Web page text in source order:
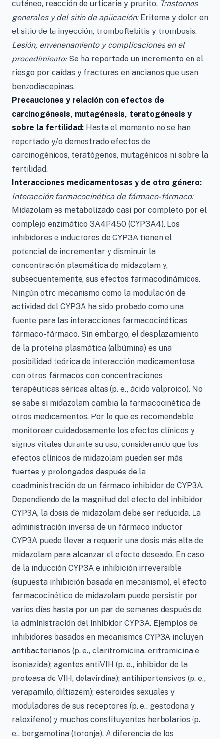
cutáneo, reacción de urticaria y prurito. Trastornos
generales y del sitio de aplicación:Eritema y dolor en
el sitio de la inyección, tromboflebitis y trombosis.
Lesión, envenenamiento y complicaciones en el
procedimiento:Se ha reportado un incremento en el
riesgo por caídas y fracturas en ancianos que usan
benzodiacepinas.
Precauciones y relación con efectos de
carcinogénesis, mutagénesis, teratogénesis y
sobre la fertilidad: Hasta el momento no se han
reportado y/o demostrado efectos de
carcinogénicos, teratógenos, mutagénicos ni sobre la
fertilidad.
Interacciones medicamentosas y de otro género:
Interacción farmacocinética de fármaco-fármaco:
Midazolam es metabolizado casi por completo por el
complejo enzimático 3A4P450 (CYP3A4). Los
inhibidores e inductores de CYP3A tienen el
potencial de incrementar y disminuir la
concentración plasmática de midazolam y,
subsecuentemente, sus efectos farmacodinámicos.
Ningún otro mecanismo como la modulación de
actividad del CYP3A ha sido probado como una
fuente para las interacciones farmacocinéticas
fármaco-fármaco. Sin embargo, el desplazamiento
de la proteína plasmática (albúmina) es una
posibilidad teórica de interacción medicamentosa
con otros fármacos con concentraciones
terapéuticas séricas altas (p. e., ácido valproico). No
se sabe si midazolam cambia la farmacocinética de
otros medicamentos. Por lo que es recomendable
monitorear cuidadosamente los efectos clínicos y
signos vitales durante su uso, considerando que los
efectos clínicos de midazolam pueden ser más
fuertes y prolongados después de la
coadministración de un fármaco inhibidor de CYP3A.
Dependiendo de la magnitud del efecto del inhibidor
CYP3A, la dosis de midazolam debe ser reducida. La
administración inversa de un fármaco inductor
CYP3A puede llevar a requerir una dosis más alta de
midazolam para alcanzar el efecto deseado. En caso
de la inducción CYP3A e inhibición irreversible
(supuesta inhibición basada en mecanismo), el efecto
farmacocinético de midazolam puede persistir por
varios días hasta por un par de semanas después de
la administración del inhibidor CYP3A. Ejemplos de
inhibidores basados en mecanismos CYP3A incluyen
antibacterianos (p. e., claritromicina, eritromicina e
isoniazida); agentes antiVIH (p. e., inhibidor de la
proteasa de VIH, delavirdina); antihipertensivos (p. e.,
verapamilo, diltiazem); esteroides sexuales y
moduladores de sus receptores (p. e., gestodona y
raloxifeno) y muchos constituyentes herbolarios (p.
e., bergamotina (toronja). A diferencia de los